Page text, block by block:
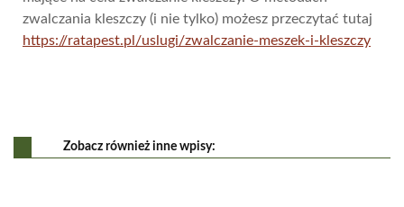
zwalczania kleszczy (i nie tylko) możesz przeczytać tutaj
https://ratapest.pl/uslugi/zwalczanie-meszek-i-kleszczy
Zobacz również inne wpisy: